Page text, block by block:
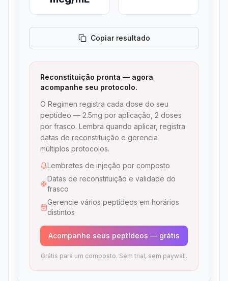
Copiar resultado
Reconstituição pronta — agora
acompanhe seu protocolo.
O Regimen registra cada dose do seu
peptídeo — 2.5mg por aplicação, 2 doses
por frasco. Lembra quando aplicar, registra
datas de reconstituição e gerencia
múltiplos protocolos.
Lembretes de injeção por composto
Datas de reconstituição e validade do
frasco
Gerencie vários peptídeos em horários
distintos
Acompanhe seus peptídeos — grátis
Grátis para um composto. Sem trial, sem paywall.